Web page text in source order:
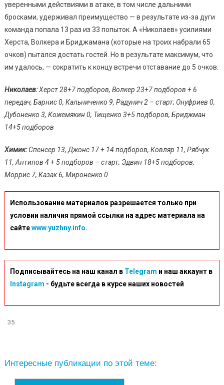
уверенными действиями в атаке, в том числе дальними
бросками, удерживал преимущество — в результате из-за дуги
команда попала 13 раз из 33 попыток. А «Николаев» усилиями
Херста, Волкера и Бриджамана (которые на троих набрали 65
очков) пытался достать гостей. Но в результате максимум, что
им удалось, — сократить к концу встречи отставание до 5 очков.
Николаев:Херст 28+7 подборов, Волкер 23+7 подборов + 6
передач, Барнис 0, Кальниченко 9, Радунич 2 – старт; Онуфриев 0,
Дубоненко 3, Кожемякин 0, Тищенко 3+5 подборов, Бриджман
14+5 подборов
Химик:Спенсер 13, Джонс 17 + 14 подборов, Ковляр 11, Рябчук
11, Антипов 4 + 5 подборов – старт; Эдвин 18+5 подборов,
Моррис 7, Казак 6, Мироненко 0
Использование материалов разрешается только при
условии наличия прямой ссылки на адрес материала на
сайтеwww.yuzhny.info.
Подписывайтесь на наш канал в Telegram и наш аккаунт в
Instagram - будьте всегда в курсе наших новостей
35
Интересные публикации по этой теме: